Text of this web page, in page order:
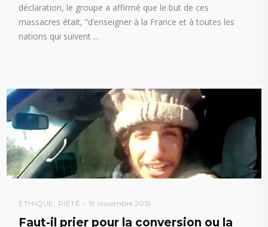
déclaration, le groupe a affirmé que le but de ces
massacres était, “d’enseigner à la France et à toutes les
nations qui suivent
ÉTHIQUE , PIÉTÉ 19 novembre 2015
Faut-il prier pour la conversion ou la